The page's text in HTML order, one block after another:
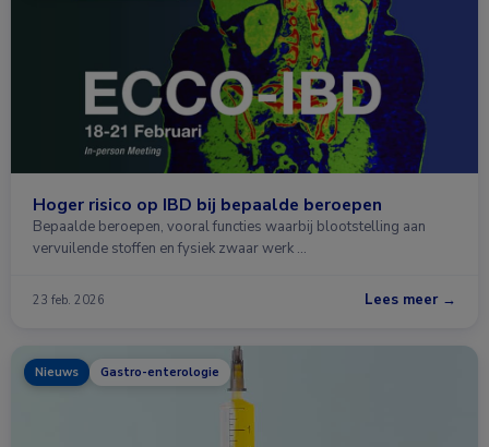
Hoger risico op IBD bij bepaalde beroepen
Bepaalde beroepen, vooral functies waarbij blootstelling aan
vervuilende stoffen en fysiek zwaar werk …
23 feb. 2026 Lees meer →
Nieuws Gastro-enterologie